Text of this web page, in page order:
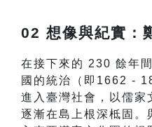
02 想像與紀實：
在接下來的 230 餘年
國的統治（即1662 -
進入臺灣社會，以儒家
逐漸在島上根深柢固。